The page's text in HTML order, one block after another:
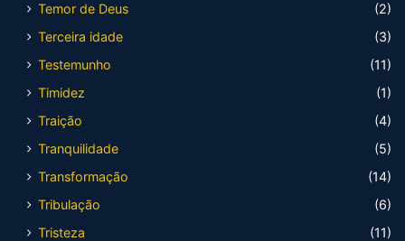
Temor de Deus
(2)
Terceira idade
(3)
Testemunho
(11)
Timidez
(1)
Traição
(4)
Tranquilidade
(5)
Transformação
(14)
Tribulação
(6)
Tristeza
(11)